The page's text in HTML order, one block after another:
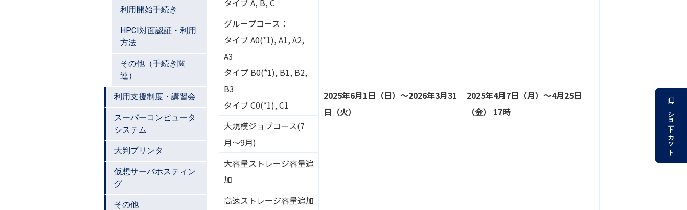
利用開始手続き
HPCI対面認証・利用
方法
その他（手続き関
連）
利用支援制度・講習会
スーパーコンピュータ
システム
大判プリンタ
仮想サーバホスティン
グ
その他
2025年6月1日（日）～2026年3月31
日（火）
2025年4月7日（月）〜4月25日
（金） 17時
グループコース：
タイプ A0(*1), A1, A2,
A3
タイプ B0(*1), B1, B2,
B3
タイプ C0(*1), C1
大規模ジョブコース(7
月〜9月)
大容量ストレージ容量追
加
高速ストレージ容量追加
ショートカット